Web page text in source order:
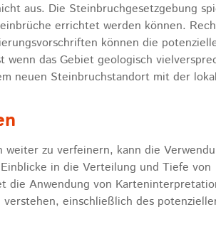
aus. Die Steinbruchgesetzgebung
errichtet werden können.
können die
das Gebiet geologisch
neuen Steinbruchstandort mit der
zu verfeinern, kann die
in die Verteilung und Tiefe von
die Anwendung von
einschließlich des